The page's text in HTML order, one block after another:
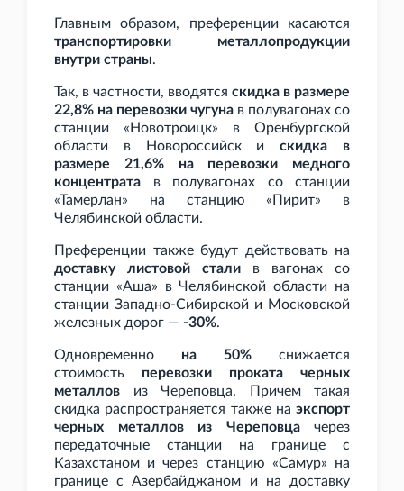
Главным образом, преференции касаются
транспортировки металлопродукции
внутри страны.
Так, в частности, вводятся скидка в размере
22,8% на перевозки чугуна в полувагонах со
станции «Новотроицк» в Оренбургской
области в Новороссийск искидка в
размере 21,6% на перевозки медного
концентрата в полувагонах со станции
«Тамерлан» на станцию «Пирит» в
Челябинской области.
Преференции также будут действовать на
доставку листовой стали в вагонах со
станции «Аша» в Челябинской области на
станции Западно-Сибирской и Московской
железных дорог — -30%.
Одновременно на 50% снижается
стоимость перевозки проката черных
металлов из Череповца. Причем такая
скидка распространяется также на экспорт
черных металлов из Череповцачерез
передаточные станции на границе с
Казахстаном и через станцию «Самур» на
границе с Азербайджаном и на доставку